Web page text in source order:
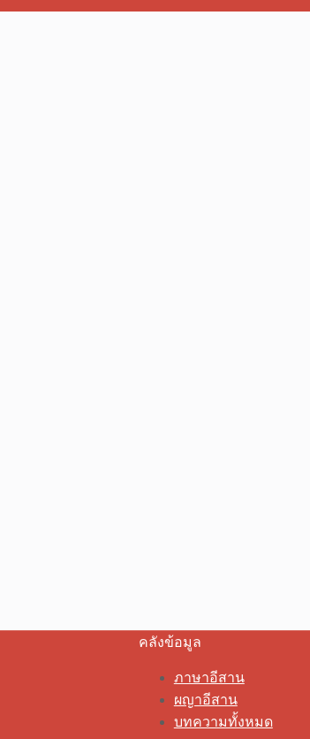
คลังข้อมูล
ภาษาอีสาน
ผญาอีสาน
บทความทั้งหมด